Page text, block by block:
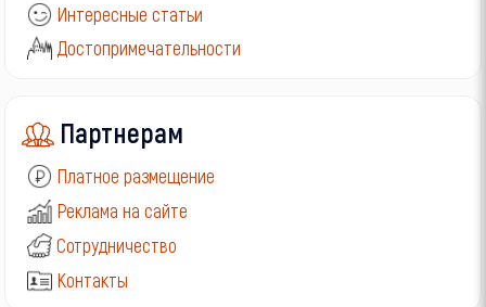
Интересные статьи
Достопримечательности
Партнерам
Платное размещение
Реклама на сайте
Сотрудничество
Контакты